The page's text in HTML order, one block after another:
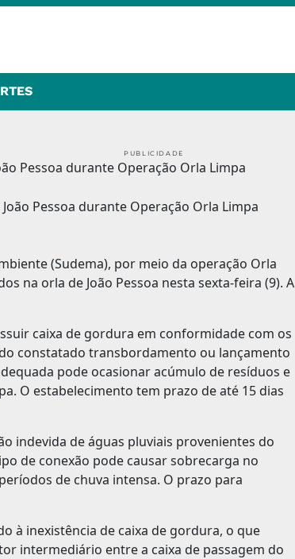
PUBLICIDADE
Pessoa durante Operação Orla Limpa
(Sudema), por meio da operação Orla
na orla de João Pessoa nesta sexta-feira (9). A
caixa de gordura em conformidade com os
constatado transbordamento ou lançamento
pode ocasionar acúmulo de resíduos e
O estabelecimento tem prazo de até 15 dias
indevida de águas pluviais provenientes do
de conexão pode causar sobrecarga no
de chuva intensa. O prazo para
à inexistência de caixa de gordura, o que
intermediário entre a caixa de passagem do